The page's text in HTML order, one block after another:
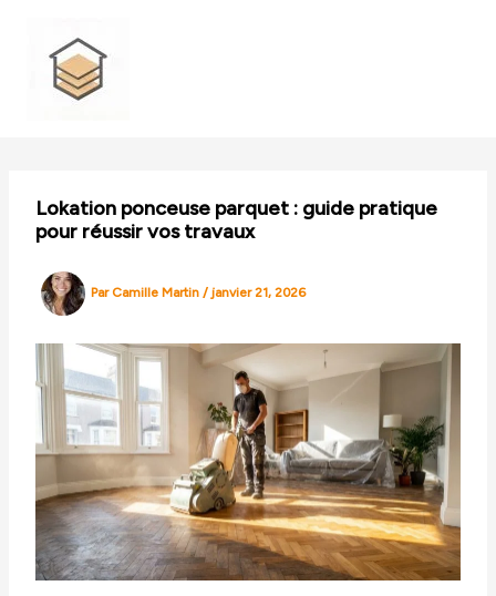
contenu
Lokation ponceuse parquet : guide pratique
pour réussir vos travaux
ParCamille Martin/janvier 21, 2026